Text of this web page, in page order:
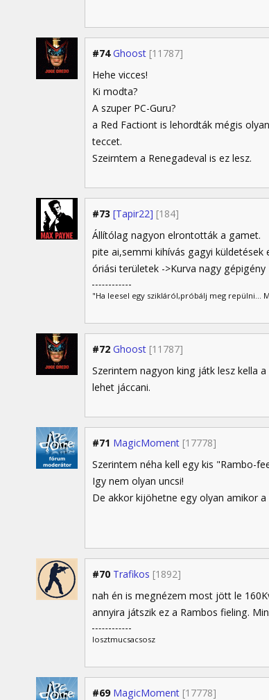
#74 Ghoost [11787]
Hehe vicces!
Ki modta?
A szuper PC-Guru?
a Red Factiont is lehordták mégis
teccet.
Szeirntem a Renegadeval is ez lesz.
#73 [Tapir22] [184]
Állítólag nagyon elrontották a gamet.
pite ai,semmi kihívás gagyi küldetések
óriási területek ->Kurva nagy gépigény
"Ha leesel egy szikláról,próbálj meg repülni...
#72 Ghoost [11787]
Szerintem nagyon king játk lesz kella
lehet jáccani.
#71 MagicMoment [17778]
Szerintem néha kell egy kis "Rambo-
Igy nem olyan uncsi!
De akkor kijöhetne egy olyan amikor
#70 Trafikos [1892]
nah én is megnézem most jött le
annyira játszik ez a Rambos fieling.
losztmucsacsosz
#69 MagicMoment [17778]